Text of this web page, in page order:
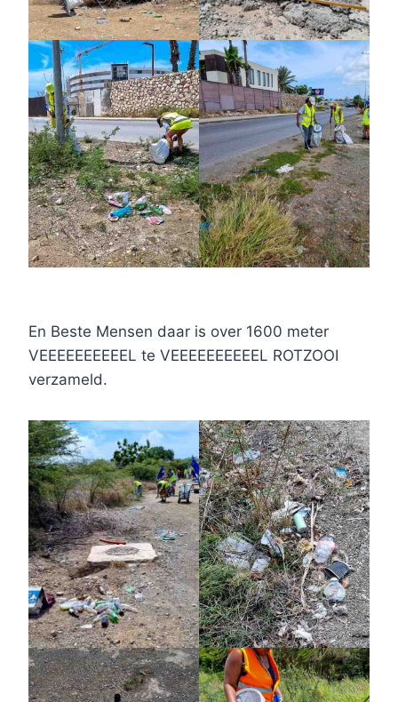
En Beste Mensen daar is over 1600 meter
VEEEEEEEEEEL te VEEEEEEEEEEL ROTZOOI
verzameld.